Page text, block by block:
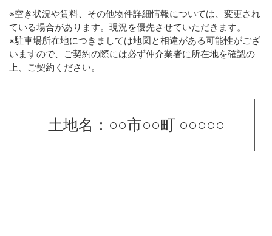
※空き状況や賃料、その他物件詳細情報については、変更され
ている場合があります。現況を優先させていただきます。
※駐車場所在地につきましては地図と相違がある可能性がござ
いますので、ご契約の際には必ず仲介業者に所在地を確認の
上、ご契約ください。
土地名：○○市○○町 ○○○○○